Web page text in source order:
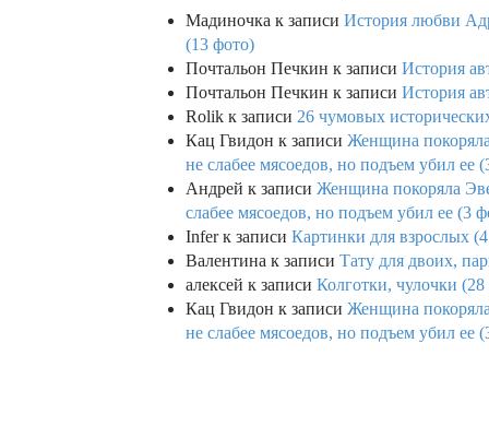
Мадиночка к записи История любви
(13 фото)
Почтальон Печкин к записи История
Почтальон Печкин к записи История
Rolik к записи 26 чумовых
Кац Гвидон к записи Женщина
не слабее мясоедов, но подъем убил ее
Андрей к записи Женщина покоряла
слабее мясоедов, но подъем убил ее (3
Inferк записи Картинки для взрослых
Валентина к записи Тату для двоих,
алексей к записи Колготки, чулочки
Кац Гвидон к записи Женщина
не слабее мясоедов, но подъем убил ее